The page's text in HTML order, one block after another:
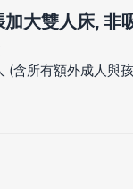
大雙人床, 非
(含所有額外成人與